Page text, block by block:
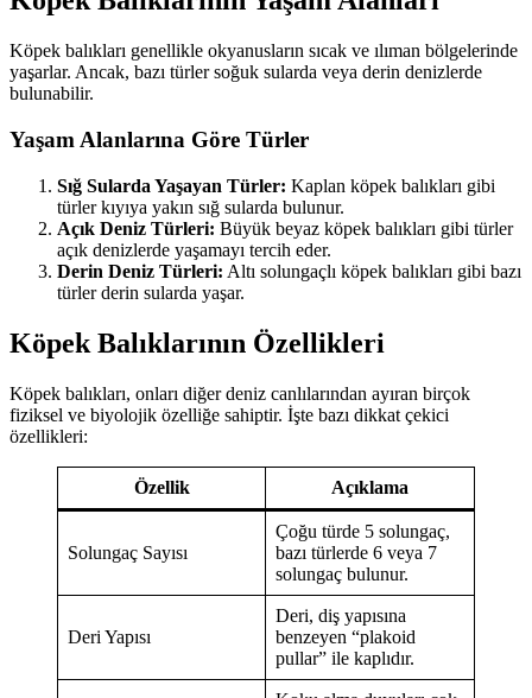
Köpek balıkları genellikle okyanusların sıcak ve ılıman bölgelerinde
yaşarlar. Ancak, bazı türler soğuk sularda veya derin denizlerde
bulunabilir.
Yaşam Alanlarına Göre Türler
Sığ Sularda Yaşayan Türler: Kaplan köpek balıkları gibi
türler kıyıya yakın sığ sularda bulunur.
Açık Deniz Türleri: Büyük beyaz köpek balıkları gibi türler
açık denizlerde yaşamayı tercih eder.
Derin Deniz Türleri: Altı solungaçlı köpek balıkları gibi bazı
türler derin sularda yaşar.
Köpek Balıklarının Özellikleri
Köpek balıkları, onları diğer deniz canlılarından ayıran birçok
fiziksel ve biyolojik özelliğe sahiptir. İşte bazı dikkat çekici
özellikleri:
Özellik Açıklama
Solungaç Sayısı
Çoğu türde 5 solungaç,
bazı türlerde 6 veya 7
solungaç bulunur.
Deri Yapısı
Deri, diş yapısına
benzeyen “plakoid
pullar” ile kaplıdır.